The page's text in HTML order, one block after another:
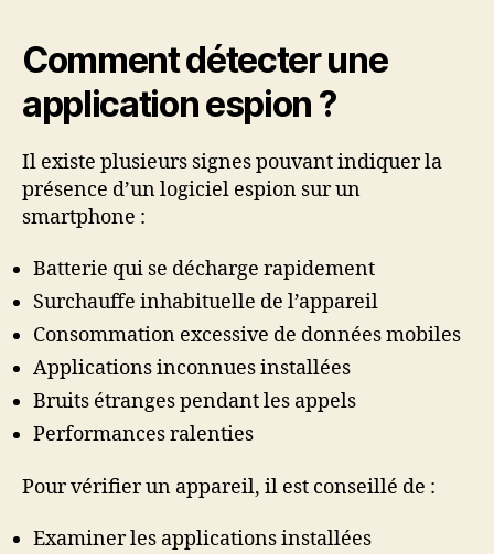
Comment détecter une
application espion ?
Il existe plusieurs signes pouvant indiquer la
présence d’un logiciel espion sur un
smartphone :
Batterie qui se décharge rapidement
Surchauffe inhabituelle de l’appareil
Consommation excessive de données mobiles
Applications inconnues installées
Bruits étranges pendant les appels
Performances ralenties
Pour vérifier un appareil, il est conseillé de :
Examiner les applications installées